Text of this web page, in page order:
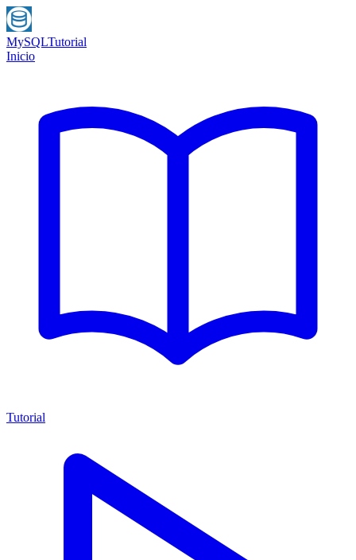
MySQLTutorial
Inicio
Tutorial